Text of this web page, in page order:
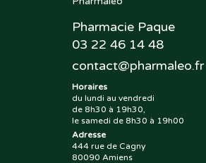
Pharmacie Paque
03 22 46 14 48
contact@pharmaleo.fr
Horaires
du lundi au vendredi
de 8h30 à 19h30,
le samedi de 8h30 à 19h00
Adresse
444 rue de Cagny
80090 Amiens